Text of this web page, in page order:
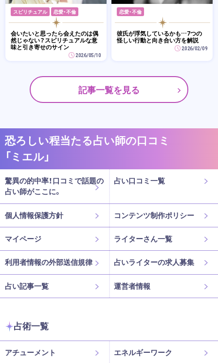
スピリチュアル 恋愛・不倫
会いたいと思ったら会えたのは偶
然じゃない？スピリチュアルな意
味と引き寄せのサイン
2026/05/10
恋愛・不倫
彼氏が浮気しているかも…7つの
怪しい行動と向き合い方を解説
2026/02/09
記事一覧を見る
恐ろしい程当たる占い師の口コミ
「ミエル」
驚異の的中率！口コミで話題の
占い師がここに。
占い口コミ一覧
個人情報保護方針 コンテンツ制作ポリシー
マイページ ライターさん一覧
利用者情報の外部送信規律 占いライターの求人募集
占い記事一覧 運営者情報
占術一覧
アチューメント エネルギーワーク